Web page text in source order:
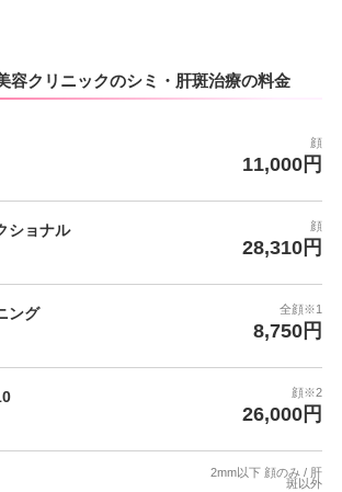
容クリニックのシミ・肝斑治療の料金
顔
11,000円
ショナル 顔
28,310円
ング 全顔※1
8,750円
顔※2
26,000円
2mm以下 顔のみ / 肝
斑以外